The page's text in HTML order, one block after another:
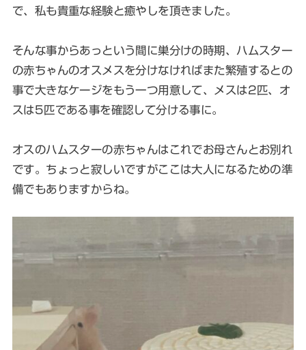
で、私も貴重な経験と癒やしを頂きました。
そんな事からあっという間に巣分けの時期、ハムスター
の赤ちゃんのオスメスを分けなければまた繁殖するとの
事で大きなケージをもう一つ用意して、メスは2匹、オ
スは5匹である事を確認して分ける事に。
オスのハムスターの赤ちゃんはこれでお母さんとお別れ
です。ちょっと寂しいですがここは大人になるための準
備でもありますからね。